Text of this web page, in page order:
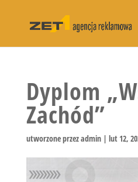
Dyplom
Zachód”
utworzone przezadmin| lut 12,